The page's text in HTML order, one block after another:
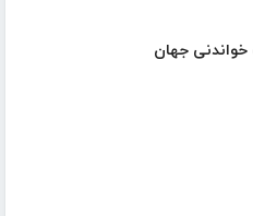
خواندنی جھان